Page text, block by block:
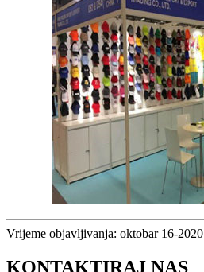
Vrijeme objavljivanja: oktobar 16-2020
KONTAKTIRAJ NAS